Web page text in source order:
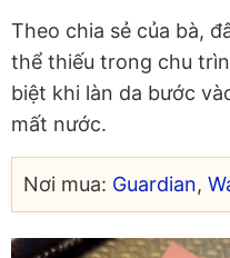
Theo chia sẻ của bà,
thể thiếu trong chu
biệt khi làn da bước
mất nước.
Nơi mua: Guardian,